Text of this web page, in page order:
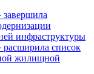
завершила
инфраструктуры
расширила список
жилищной